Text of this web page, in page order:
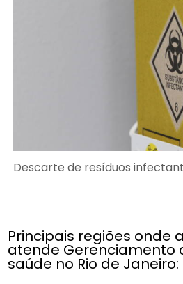
Descarte de resíduos
Principais regiões onde
atende Gerenciamento
saúde no Rio de Janeiro: